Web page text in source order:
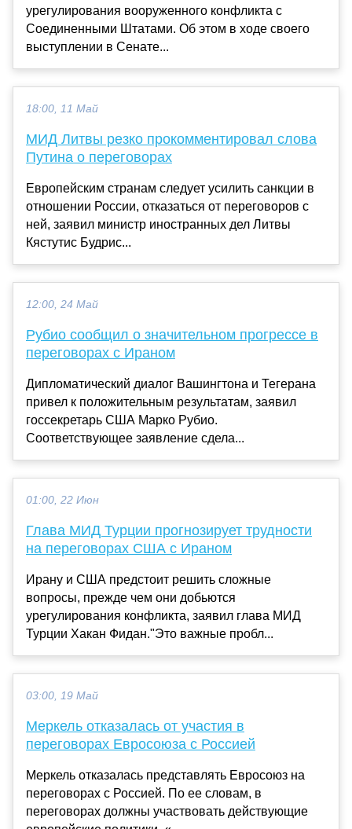
урегулирования вооруженного конфликта с
Соединенными Штатами. Об этом в ходе своего
выступлении в Сенате...
18:00, 11 Май
МИД Литвы резко прокомментировал слова
Путина о переговорах
Европейским странам следует усилить санкции в
отношении России, отказаться от переговоров с
ней, заявил министр иностранных дел Литвы
Кястутис Будрис...
12:00, 24 Май
Рубио сообщил о значительном прогрессе в
переговорах с Ираном
Дипломатический диалог Вашингтона и Тегерана
привел к положительным результатам, заявил
госсекретарь США Марко Рубио.
Соответствующее заявление сдела...
01:00, 22 Июн
Глава МИД Турции прогнозирует трудности
на переговорах США с Ираном
Ирану и США предстоит решить сложные
вопросы, прежде чем они добьются
урегулирования конфликта, заявил глава МИД
Турции Хакан Фидан."Это важные пробл...
03:00, 19 Май
Меркель отказалась от участия в
переговорах Евросоюза с Россией
Меркель отказалась представлять Евросоюз на
переговорах с Россией. По ее словам, в
переговорах должны участвовать действующие